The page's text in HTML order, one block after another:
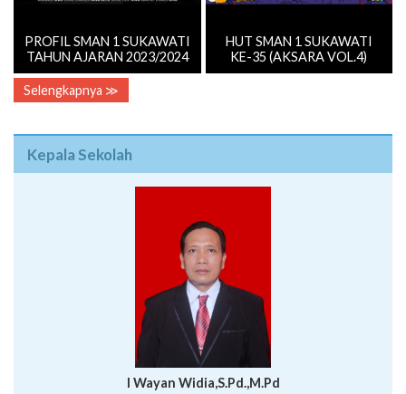
PROFIL SMAN 1 SUKAWATI
TAHUN AJARAN 2023/2024
HUT SMAN 1 SUKAWATI
KE-35 (AKSARA VOL.4)
Selengkapnya ≫
Kepala Sekolah
I Wayan Widia,S.Pd.,M.Pd